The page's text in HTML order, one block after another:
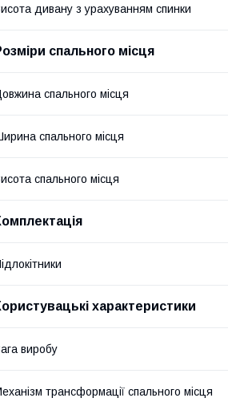
дивану з урахуванням спинки
спального місця
спального місця
спального місця
спального місця
характеристики
виробу
трансформації спального місця